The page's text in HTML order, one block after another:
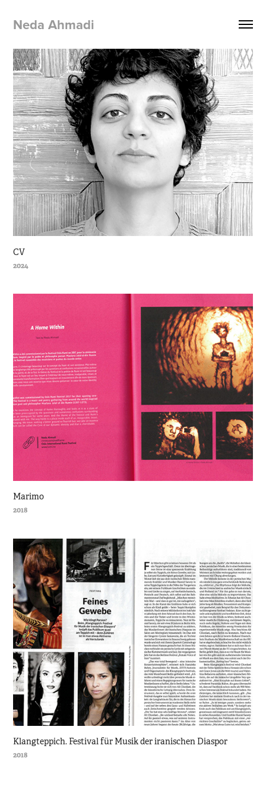
Neda Ahmadi
CV
2024
Marimo
2018
Klangteppich. Festival für Musik der iranischen Diaspor
2018